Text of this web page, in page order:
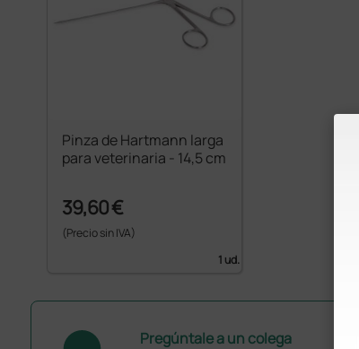
Pinza de Hartmann larga
para veterinaria - 14,5 cm
39,60 €
(Precio sin IVA)
1 ud.
Pregúntale a un colega